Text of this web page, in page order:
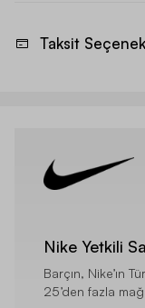
Taksit
Nike Yetkili
Barçın, Nike’ın
25’den fazla